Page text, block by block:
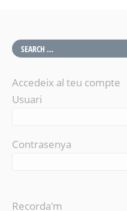
Accedeix al teu compte
Usuari
Contrasenya
Recorda'm